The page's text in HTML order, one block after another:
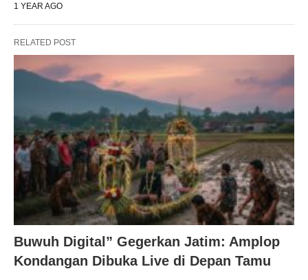
1 YEAR AGO
RELATED POST
Buwuh Digital” Gegerkan Jatim: Amplop
Kondangan Dibuka Live di Depan Tamu